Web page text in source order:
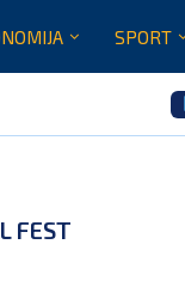
SPORT
FEST